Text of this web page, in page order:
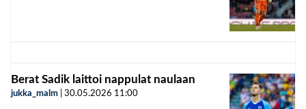
Berat Sadik laittoi nappulat naulaan
jukka_malm 30.05.2026 11:00